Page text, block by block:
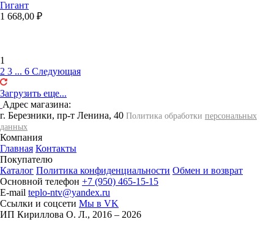
Гигант
1 668,00 ₽
1
2 3 ... 6 Следующая
Загрузить еще...
Адрес магазина:
г. Березники, пр-т Ленина, 40 Политика обработки персональных
данных
Компания
Главная Контакты
Покупателю
Каталог Политика конфиденциальности Обмен и возврат
Основной телефон +7 (950) 465-15-15
E-mail teplo-ntv@yandex.ru
Ссылки и соцсети Мы в VK
ИП Кириллова О. Л., 2016 – 2026